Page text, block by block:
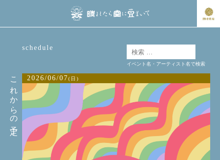
これからの予定
schedule
2026/06/07(日)
イベント名・アーティスト名で検索